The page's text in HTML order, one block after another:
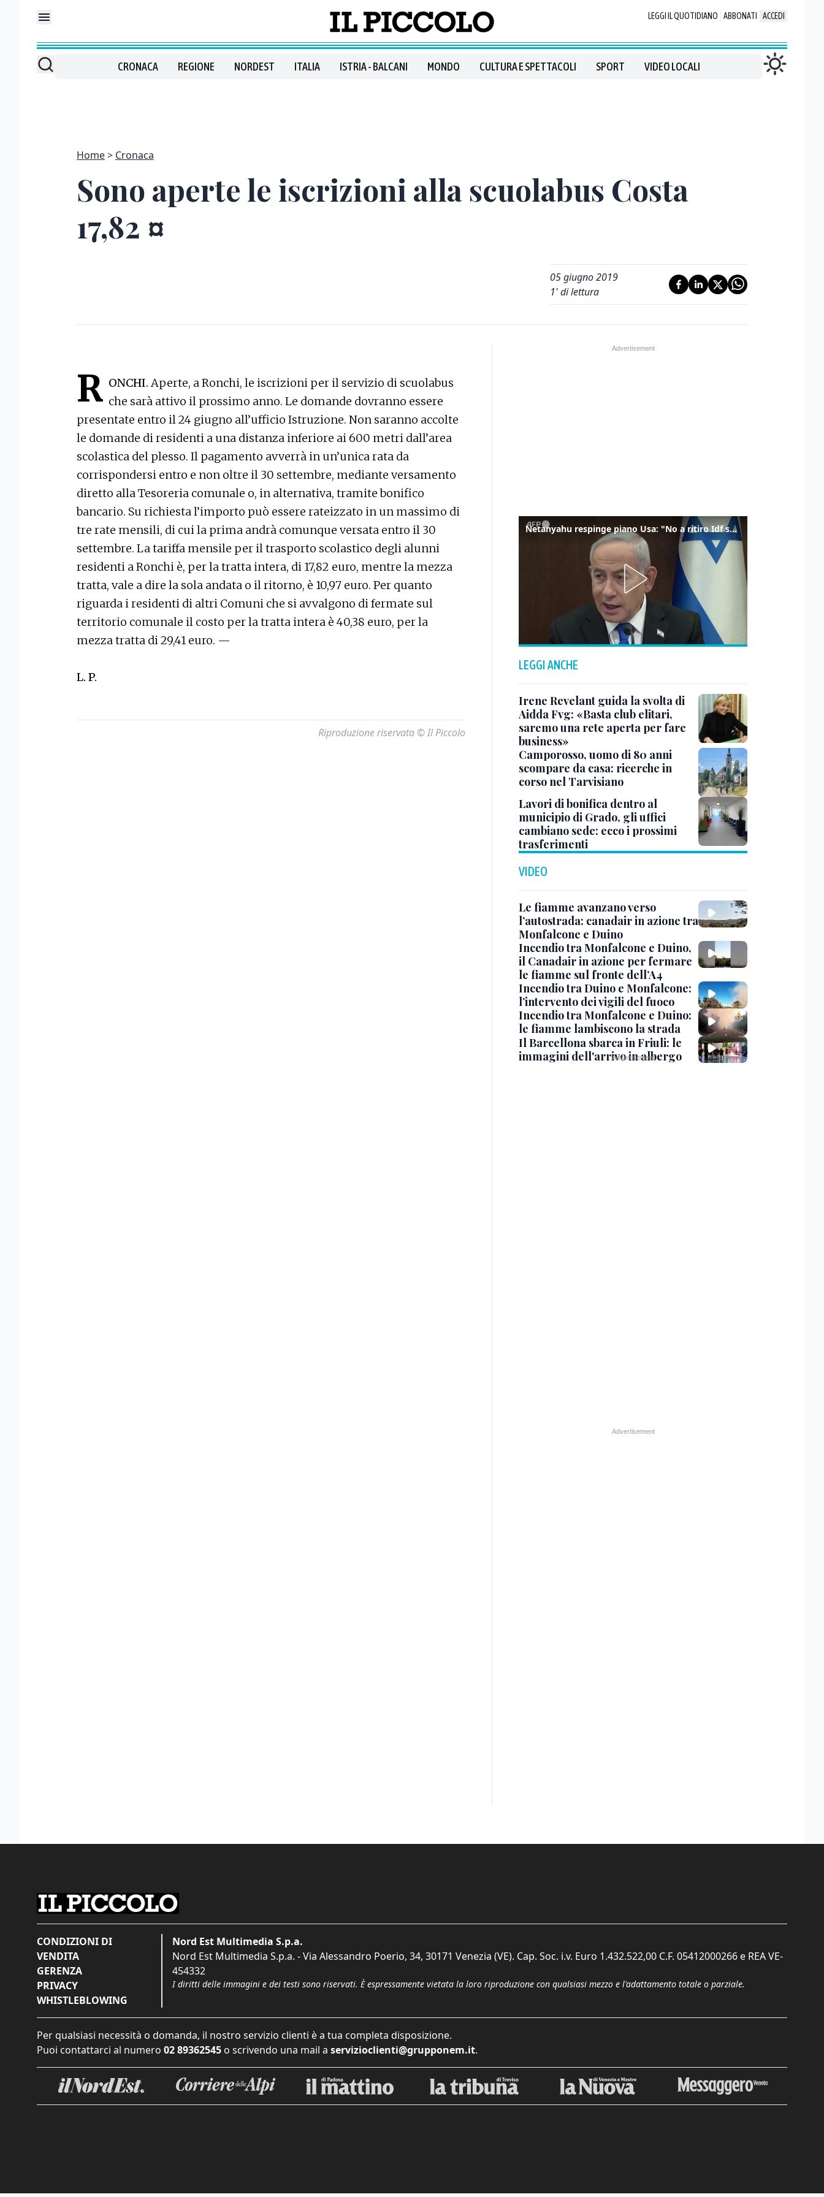
LEGGI IL QUOTIDIANO ABBONATI ACCEDI
CRONACA REGIONE NORDEST ITALIA ISTRIA - BALCANI MONDO CULTURA E SPETTACOLI SPORT VIDEO LOCALI
Home Cronaca
Sono aperte le iscrizioni alla scuolabus Costa
17,82 ¤
05 giugno 2019
1' di lettura
R ONCHI. Aperte, a Ronchi, le iscrizioni per il servizio di scuolabus
che sarà attivo il prossimo anno. Le domande dovranno essere
presentate entro il 24 giugno all’ufficio Istruzione. Non saranno accolte
le domande di residenti a una distanza inferiore ai 600 metri dall’area
scolastica del plesso. Il pagamento avverrà in un’unica rata da
corrispondersi entro e non oltre il 30 settembre, mediante versamento
diretto alla Tesoreria comunale o, in alternativa, tramite bonifico
bancario. Su richiesta l’importo può essere rateizzato in un massimo di
tre rate mensili, di cui la prima andrà comunque versata entro il 30
settembre. La tariffa mensile per il trasporto scolastico degli alunni
residenti a Ronchi è, per la tratta intera, di 17,82 euro, mentre la mezza
tratta, vale a dire la sola andata o il ritorno, è 10,97 euro. Per quanto
riguarda i residenti di altri Comuni che si avvalgono di fermate sul
territorio comunale il costo per la tratta intera è 40,38 euro, per la
mezza tratta di 29,41 euro. —
L. P.
Riproduzione riservata © Il Piccolo
Netanyahu respinge piano Usa: "No a ritiro Idf senza disarmo Hamas"
LEGGI ANCHE
Irene Revelant guida la svolta di
Aidda Fvg: «Basta club elitari,
saremo una rete aperta per fare
business»
Camporosso, uomo di 80 anni
scompare da casa: ricerche in
corso nel Tarvisiano
Lavori di bonifica dentro al
municipio di Grado, gli uffici
cambiano sede: ecco i prossimi
trasferimenti
VIDEO
Le fiamme avanzano verso
l’autostrada: canadair in azione tra
Monfalcone e Duino
Incendio tra Monfalcone e Duino,
il Canadair in azione per fermare
le fiamme sul fronte dell’A4
Incendio tra Duino e Monfalcone:
l’intervento dei vigili del fuoco
Incendio tra Monfalcone e Duino:
le fiamme lambiscono la strada
Il Barcellona sbarca in Friuli: le
immagini dell'arrivo in albergo
CONDIZIONI DI
VENDITA
GERENZA
PRIVACY
WHISTLEBLOWING
Nord Est Multimedia S.p.a.
Nord Est Multimedia S.p.a. - Via Alessandro Poerio, 34, 30171 Venezia (VE). Cap. Soc. i.v. Euro 1.432.522,00 C.F. 05412000266 e REA VE-
454332
I diritti delle immagini e dei testi sono riservati. È espressamente vietata la loro riproduzione con qualsiasi mezzo e l'adattamento totale o parziale.
Per qualsiasi necessità o domanda, il nostro servizio clienti è a tua completa disposizione.
Puoi contattarci al numero 02 89362545 o scrivendo una mail a servizioclienti@grupponem.it.